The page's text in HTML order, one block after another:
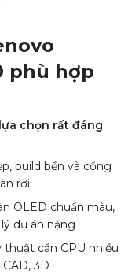
phù hợp
chọn rất đáng
build bền và cổng
rời
OLED chuẩn màu,
dự án nặng
thuật cần CPU nhiều
3D